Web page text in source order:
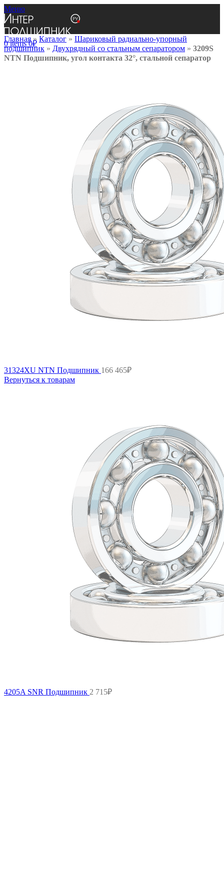
Меню
0items 0₽
Главная» Каталог » Шариковый радиально-упорный
подшипник » Двухрядный со стальным сепаратором » 3209S
NTN Подшипник, угол контакта 32°, стальной сепаратор
31324XU NTN Подшипник 166 465₽
Вернуться к товарам
4205A SNR Подшипник 2 715₽